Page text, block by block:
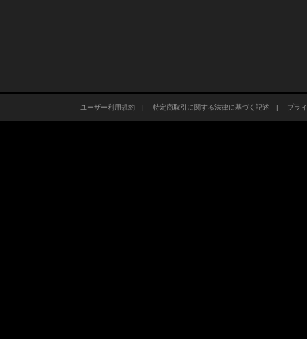
ユーザー利用規約| 特定商取引に関する法律に基づく記述 | プラ